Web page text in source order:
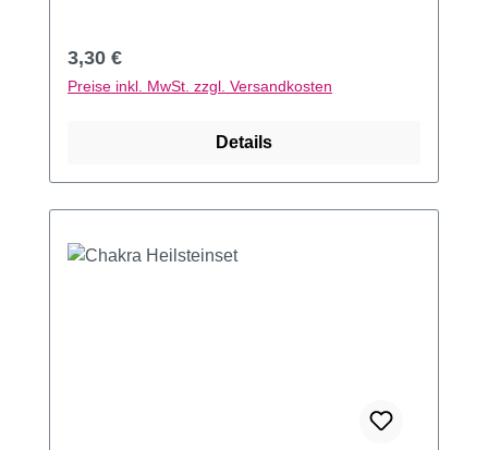
Regulärer Preis:
3,30 €
Preise inkl. MwSt. zzgl. Versandkosten
Details